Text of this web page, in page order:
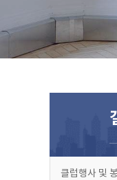
클럽행사 및